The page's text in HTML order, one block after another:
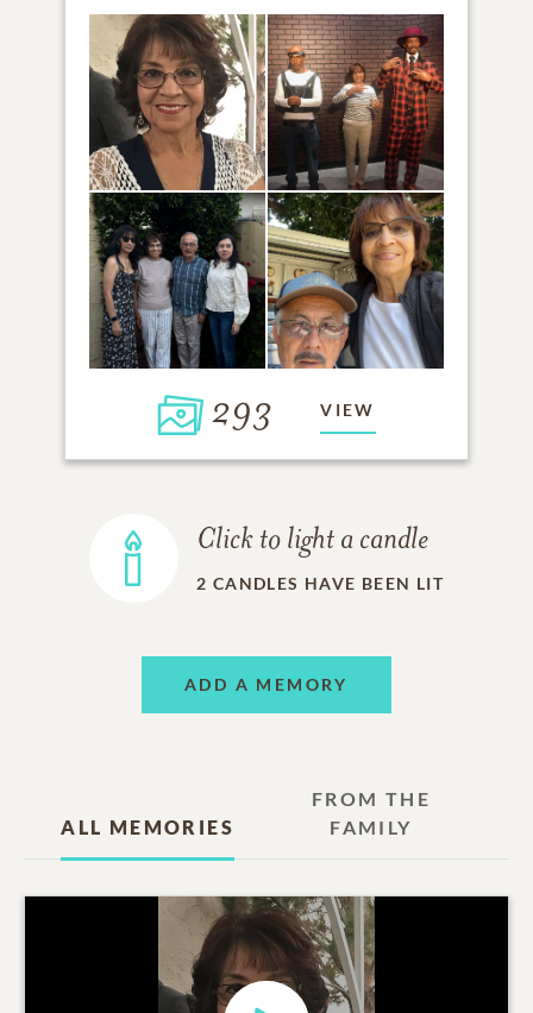
293 VIEW
Click to light a candle
2 CANDLES HAVE BEEN LIT
ADD A MEMORY
ALL MEMORIES
FROM THE
FAMILY